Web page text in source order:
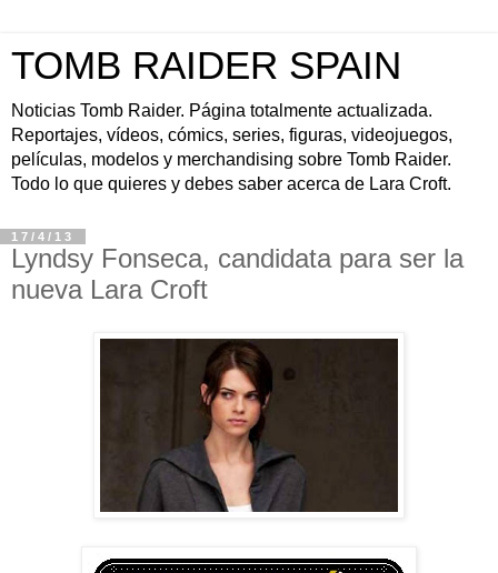
TOMB RAIDER SPAIN
Noticias Tomb Raider. Página totalmente actualizada.
Reportajes, vídeos, cómics, series, figuras, videojuegos,
películas, modelos y merchandising sobre Tomb Raider.
Todo lo que quieres y debes saber acerca de Lara Croft.
17/4/13
Lyndsy Fonseca, candidata para ser la
nueva Lara Croft